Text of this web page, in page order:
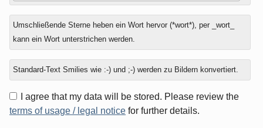
Umschließende Sterne heben ein Wort hervor (*wort*), per _wort_
kann ein Wort unterstrichen werden.
Standard-Text Smilies wie :-) und ;-) werden zu Bildern konvertiert.
I agree that my data will be stored. Please review the
terms of usage / legal notice for further details.